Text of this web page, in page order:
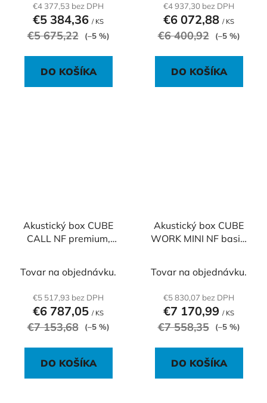
€4 377,53 bez DPH
€5 384,36 / KS
€5 675,22 (–5 %)
DO KOŠÍKA
€4 937,30 bez DPH
€6 072,88 / KS
€6 400,92 (–5 %)
DO KOŠÍKA
Akustický box CUBE
CALL NF premium,
Tovar na objednávku.
€5 517,93 bez DPH
€6 787,05 / KS
€7 153,68 (–5 %)
DO KOŠÍKA
Akustický box CUBE
WORK MINI NF basic,
Tovar na objednávku.
€5 830,07 bez DPH
€7 170,99 / KS
€7 558,35 (–5 %)
DO KOŠÍKA